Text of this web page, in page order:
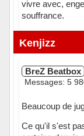
vivre avec,
souffrance.
Hors ligne
Kenjizz
BreZ Beatbox
Messages: 5
Beaucoup de
Ce qu'il s'est